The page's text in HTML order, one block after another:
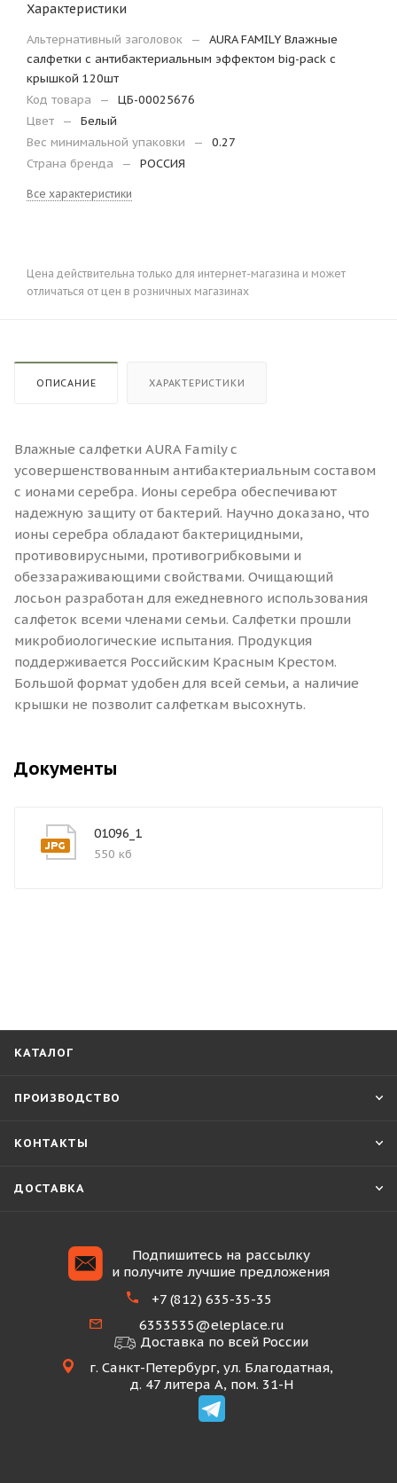
Характеристики
Альтернативный заголовок —
AURA FAMILY Влажные
салфетки с антибактериальным эффектом big-pack с
крышкой 120шт
Код товара
—
ЦБ-00025676
Цвет
—
Белый
Вес минимальной упаковки
—
0.27
Страна бренда
— РОССИЯ
Все характеристики
Цена действительна только для интернет-магазина и может
отличаться от цен в розничных магазинах
ОПИСАНИЕ ХАРАКТЕРИСТИКИ
Влажные салфетки AURA Family с
усовершенствованным антибактериальным составом
с ионами серебра. Ионы серебра обеспечивают
надежную защиту от бактерий. Научно доказано, что
ионы серебра обладают бактерицидными,
противовирусными, противогрибковыми и
обеззараживающими свойствами. Очищающий
лосьон разработан для ежедневного использования
салфеток всеми членами семьи. Салфетки прошли
микробиологические испытания. Продукция
поддерживается Российским Красным Крестом.
Большой формат удобен для всей семьи, а наличие
крышки не позволит салфеткам высохнуть.
Документы
01096_1
550 кб
КАТАЛОГ
ПРОИЗВОДСТВО
КОНТАКТЫ
ДОСТАВКА
Подпишитесь на рассылку
и получите лучшие предложения
+7 (812) 635-35-35
6353535@eleplace.ru
Доставка по всей России
г. Санкт-Петербург, ул. Благодатная,
д. 47 литера А, пом. 31-Н